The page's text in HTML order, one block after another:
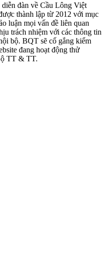
đàn về Cầu Lông Việt
thành lập từ 2012 với mục
luận mọi vấn đề liên quan
trách nhiệm với các thông tin
bộ. BQT sẽ cố gắng kiểm
đang hoạt động thử
TT & TT.